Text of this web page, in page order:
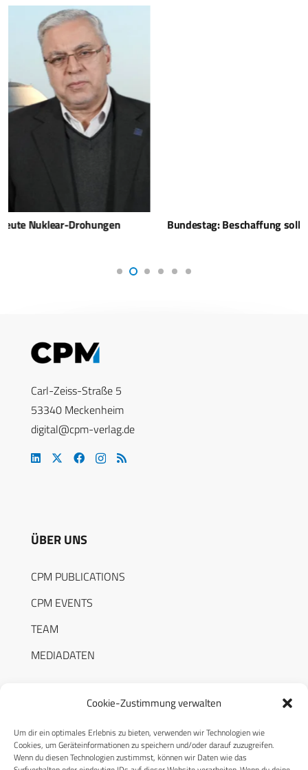
Cookie-Zustimmung verwalten
Um dir ein optimales Erlebnis zu bieten, verwenden wir Technologien wie
Cookies, um Geräteinformationen zu speichern und/oder darauf zuzugreifen.
Wenn du diesen Technologien zustimmst, können wir Daten wie das
Bundestag: Beschaffung soll jetzt schneller laufen
Carl-Zeiss-Straße 5
53340 Meckenheim
digital@cpm-verlag.de
ÜBER UNS
CPM PUBLICATIONS
CPM EVENTS
TEAM
MEDIADATEN
RECHTLICHES